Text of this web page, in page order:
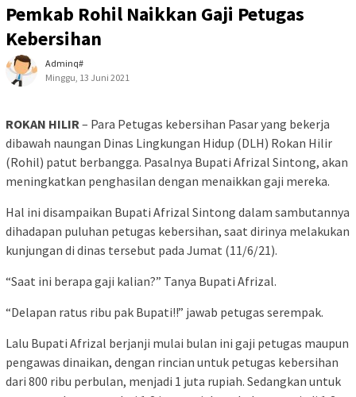
Pemkab Rohil Naikkan Gaji Petugas
Kebersihan
Adminq#
Minggu, 13 Juni 2021
ROKAN HILIR – Para Petugas kebersihan Pasar yang bekerja
dibawah naungan Dinas Lingkungan Hidup (DLH) Rokan Hilir
(Rohil) patut berbangga. Pasalnya Bupati Afrizal Sintong, akan
meningkatkan penghasilan dengan menaikkan gaji mereka.
Hal ini disampaikan Bupati Afrizal Sintong dalam sambutannya
dihadapan puluhan petugas kebersihan, saat dirinya melakukan
kunjungan di dinas tersebut pada Jumat (11/6/21).
“Saat ini berapa gaji kalian?” Tanya Bupati Afrizal.
“Delapan ratus ribu pak Bupati!!” jawab petugas serempak.
Lalu Bupati Afrizal berjanji mulai bulan ini gaji petugas maupun
pengawas dinaikan, dengan rincian untuk petugas kebersihan
dari 800 ribu perbulan, menjadi 1 juta rupiah. Sedangkan untuk